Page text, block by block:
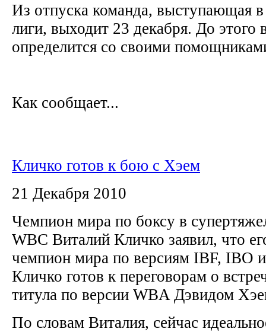
Из отпуска команда, выступающая в
лиги, выходит 23 декабря. До этого
определится со своими
Как сообщает...
Кличко готов к бою с Хэем
21 Декабря 2010
Чемпион мира по боксу в
WBC Виталий Кличко заявил, что
чемпион мира по версиям IBF, IBO
Кличко готов к переговорам о
титула по версии WBA Дэвидом
По словам Виталия, сейчас